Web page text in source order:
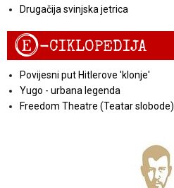
Drugačija svinjska jetrica
E-CIKLOPEDIJA
Povijesni put Hitlerove 'klonje'
Yugo - urbana legenda
Freedom Theatre (Teatar slobode)